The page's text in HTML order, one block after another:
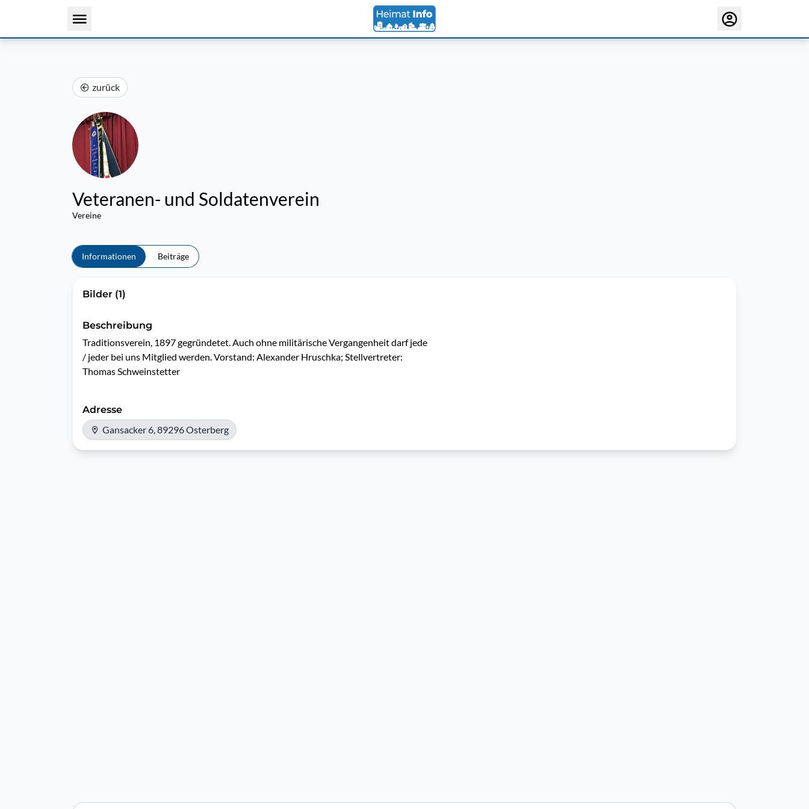
zurück
Veteranen- und Soldatenverein
Vereine
Informationen Beiträge
Bilder (1)
Beschreibung
Traditionsverein, 1897 gegründetet. Auch ohne militärische Vergangenheit darf jede
/ jeder bei uns Mitglied werden. Vorstand: Alexander Hruschka; Stellvertreter:
Thomas Schweinstetter
Adresse
Gansacker 6, 89296 Osterberg